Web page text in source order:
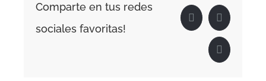
Comparte en tus redes
sociales favoritas!
LinkedInWhatsApp
Correo
electrónico